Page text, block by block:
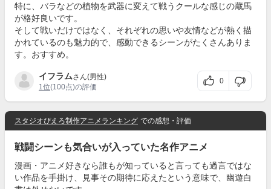
特に、バラなどの植物を武器に変えて戦うクールな感じの蔵馬
が格好良いです。
そして戦いだけではなく、それぞれの思いや友情などが熱く描
かれているのも魅力的で、感動できるシーンがたくさんありま
す。おすすめ。
イフラムさん(男性)
1位(100点)の評価
0
スタジオぴえろ制作アニメランキング での感想・評価
戦闘シーンも気合いが入っていた名作アニメ
漫画・アニメ好きなら誰もが知っていると言っても過言ではな
い作品を手掛け、見事その期待に応えたという意味で、幽遊白